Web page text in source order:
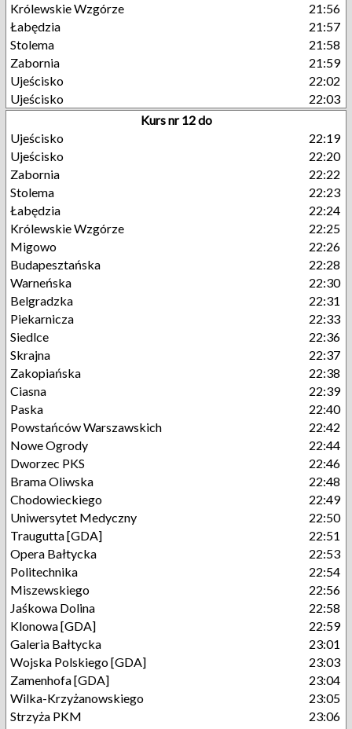
Królewskie Wzgórze
21:56
Łabędzia
21:57
Stolema
21:58
Zabornia
21:59
Ujeścisko
22:02
Ujeścisko
22:03
Kurs nr 12 do
Ujeścisko
22:19
Ujeścisko
22:20
Zabornia
22:22
Stolema
22:23
Łabędzia
22:24
Królewskie Wzgórze
22:25
Migowo
22:26
Budapesztańska
22:28
Warneńska
22:30
Belgradzka
22:31
Piekarnicza
22:33
Siedlce
22:36
Skrajna
22:37
Zakopiańska
22:38
Ciasna
22:39
Paska
22:40
Powstańców Warszawskich
22:42
Nowe Ogrody
22:44
Dworzec PKS
22:46
Brama Oliwska
22:48
Chodowieckiego
22:49
Uniwersytet Medyczny
22:50
Traugutta [GDA]
22:51
Opera Bałtycka
22:53
Politechnika
22:54
Miszewskiego
22:56
Jaśkowa Dolina
22:58
Klonowa [GDA]
22:59
Galeria Bałtycka
23:01
Wojska Polskiego [GDA]
23:03
Zamenhofa [GDA]
23:04
Wilka-Krzyżanowskiego
23:05
Strzyża PKM
23:06